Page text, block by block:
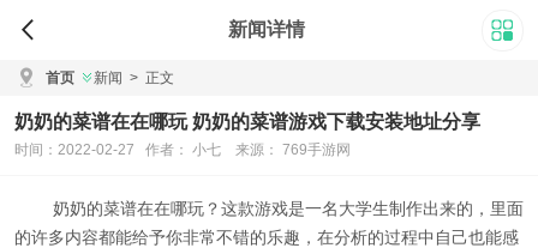
新闻详情
首页 新闻 > 正文
奶奶的菜谱在在哪玩 奶奶的菜谱游戏下载安装地址分享
时间：2022-02-27 作者： 小七 来源： 769手游网
奶奶的菜谱在在哪玩？这款游戏是一名大学生制作出来的，里面
的许多内容都能给予你非常不错的乐趣，在分析的过程中自己也能感